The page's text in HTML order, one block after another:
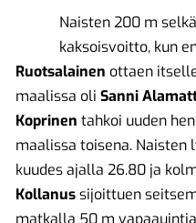
Naisten 200 m
kaksoisvoitto, kun
Ruotsalainen ottaen
maalissa oliSanni
Koprinen tahkoi uuden
maalissa toisena.
kuudes ajalla 26.80 ja
Kollanussijoittuen
matkalla 50 m